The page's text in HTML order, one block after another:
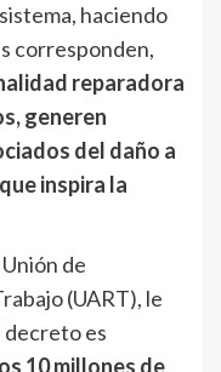
haciendo
corresponden,
reparadora
generen
del daño a
inspira la
de
(UART), le
decreto es
10 millones de